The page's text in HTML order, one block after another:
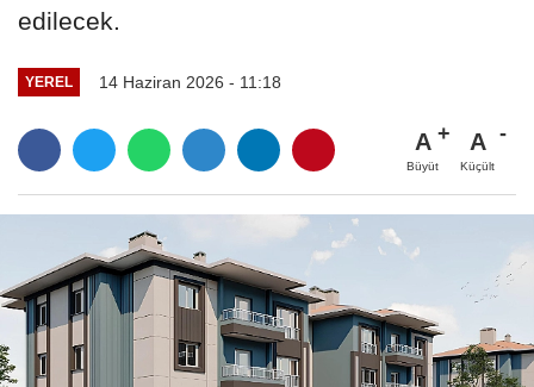
edilecek.
YEREL 14 Haziran 2026 - 11:18
A
Büyüt
A
Küçült